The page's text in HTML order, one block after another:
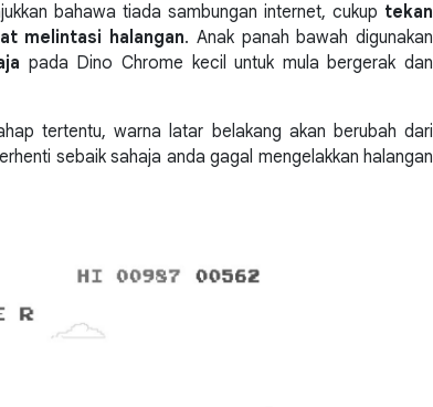
bahawa tiada sambungan internet, cukup tekan
melintasi halangan. Anak panah bawah digunakan
pada Dino Chrome kecil untuk mula bergerak dan
tertentu, warna latar belakang akan berubah dari
sebaik sahaja anda gagal mengelakkan halangan